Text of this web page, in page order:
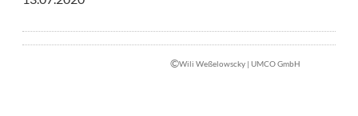
©Wili Weßelowscky | UMCO GmbH